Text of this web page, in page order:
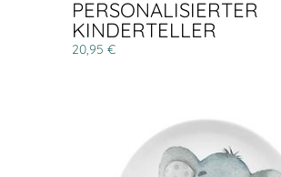
PERSONALISIERTER
KINDERTELLER
20,95 €